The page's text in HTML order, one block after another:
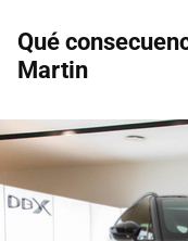
Qué
Martin